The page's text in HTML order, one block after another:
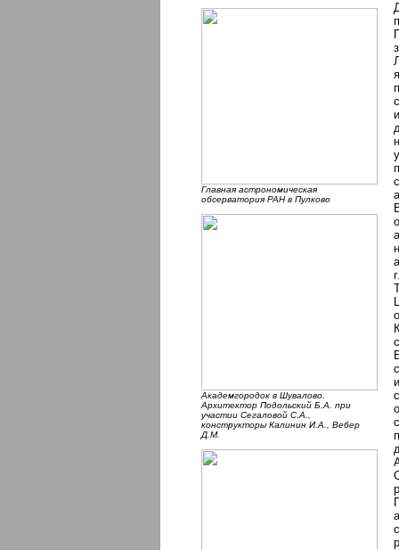
Главная астрономическая
обсерватория РАН в Пулково
Академгородок в Шувалово.
Архитектор Подольский Б.А. при
участии Сегаловой С.А.,
конструкторы Калинин И.А., Вебер
Д.М.